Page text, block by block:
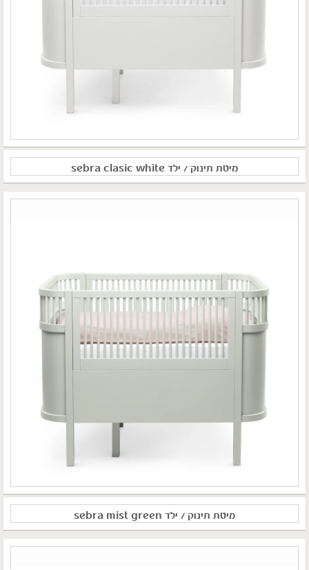
מיטת תינוק / ילד sebra clasic white
מיטת תינוק / ילד sebra mist green